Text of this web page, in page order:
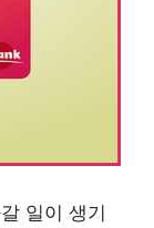
일이 생기